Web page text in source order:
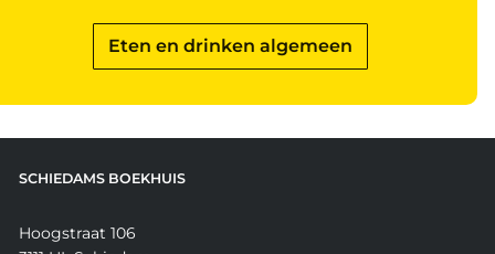
Eten en drinken algemeen
SCHIEDAMS BOEKHUIS
Hoogstraat 106